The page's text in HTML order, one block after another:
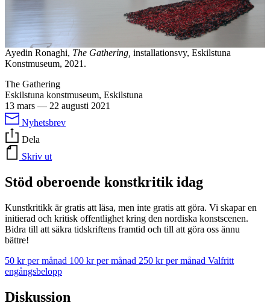
Ayedin Ronaghi, The Gathering, installationsvy, Eskilstuna
Konstmuseum, 2021.
The Gathering
Eskilstuna konstmuseum, Eskilstuna
13 mars — 22 augusti 2021
Nyhetsbrev
Dela
Skriv ut
Stöd oberoende konstkritik idag
Kunstkritikk är gratis att läsa, men inte gratis att göra. Vi skapar en
initierad och kritisk offentlighet kring den nordiska konstscenen.
Bidra till att säkra tidskriftens framtid och till att göra oss ännu
bättre!
50 kr per månad 100 kr per månad 250 kr per månad Valfritt
engångsbelopp
Diskussion